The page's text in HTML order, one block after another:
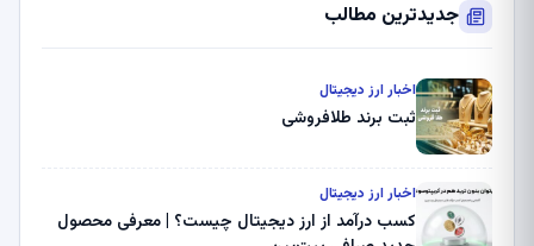
جدیدترین مطالب
اخبار ارز دیجیتال
ثبت برند طلافروشی
اخبار ارز دیجیتال
کسب درآمد از ارز دیجیتال چیست؟ | معرفی محصول